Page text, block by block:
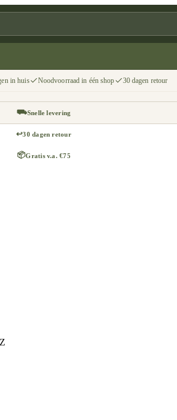
in huis Noodvoorraad in één shop 30 dagen retour
⛟Snelle levering
↩30 dagen retour
📦Gratis v.a. €75